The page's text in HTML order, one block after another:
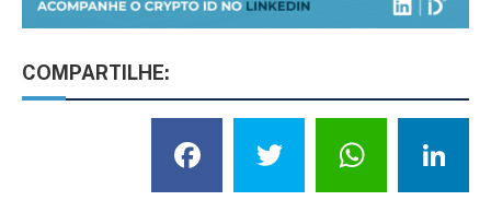
COMPARTILHE:
Facebook
Twitter